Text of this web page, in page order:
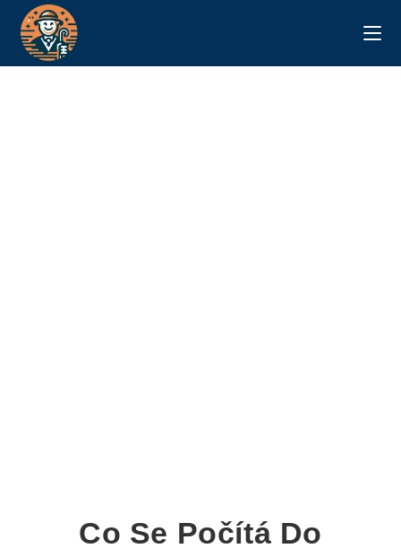
Co Se Počítá Do